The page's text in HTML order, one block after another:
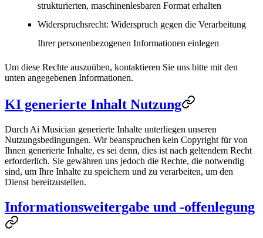
strukturierten, maschinenlesbaren Format erhalten
Widerspruchsrecht: Widerspruch gegen die Verarbeitung
Ihrer personenbezogenen Informationen einlegen
Um diese Rechte auszuüben, kontaktieren Sie uns bitte mit den
unten angegebenen Informationen.
KI generierte Inhalt Nutzung
Durch Ai Musician generierte Inhalte unterliegen unseren
Nutzungsbedingungen. Wir beanspruchen kein Copyright für von
Ihnen generierte Inhalte, es sei denn, dies ist nach geltendem Recht
erforderlich. Sie gewähren uns jedoch die Rechte, die notwendig
sind, um Ihre Inhalte zu speichern und zu verarbeiten, um den
Dienst bereitzustellen.
Informationsweitergabe und -offenlegung